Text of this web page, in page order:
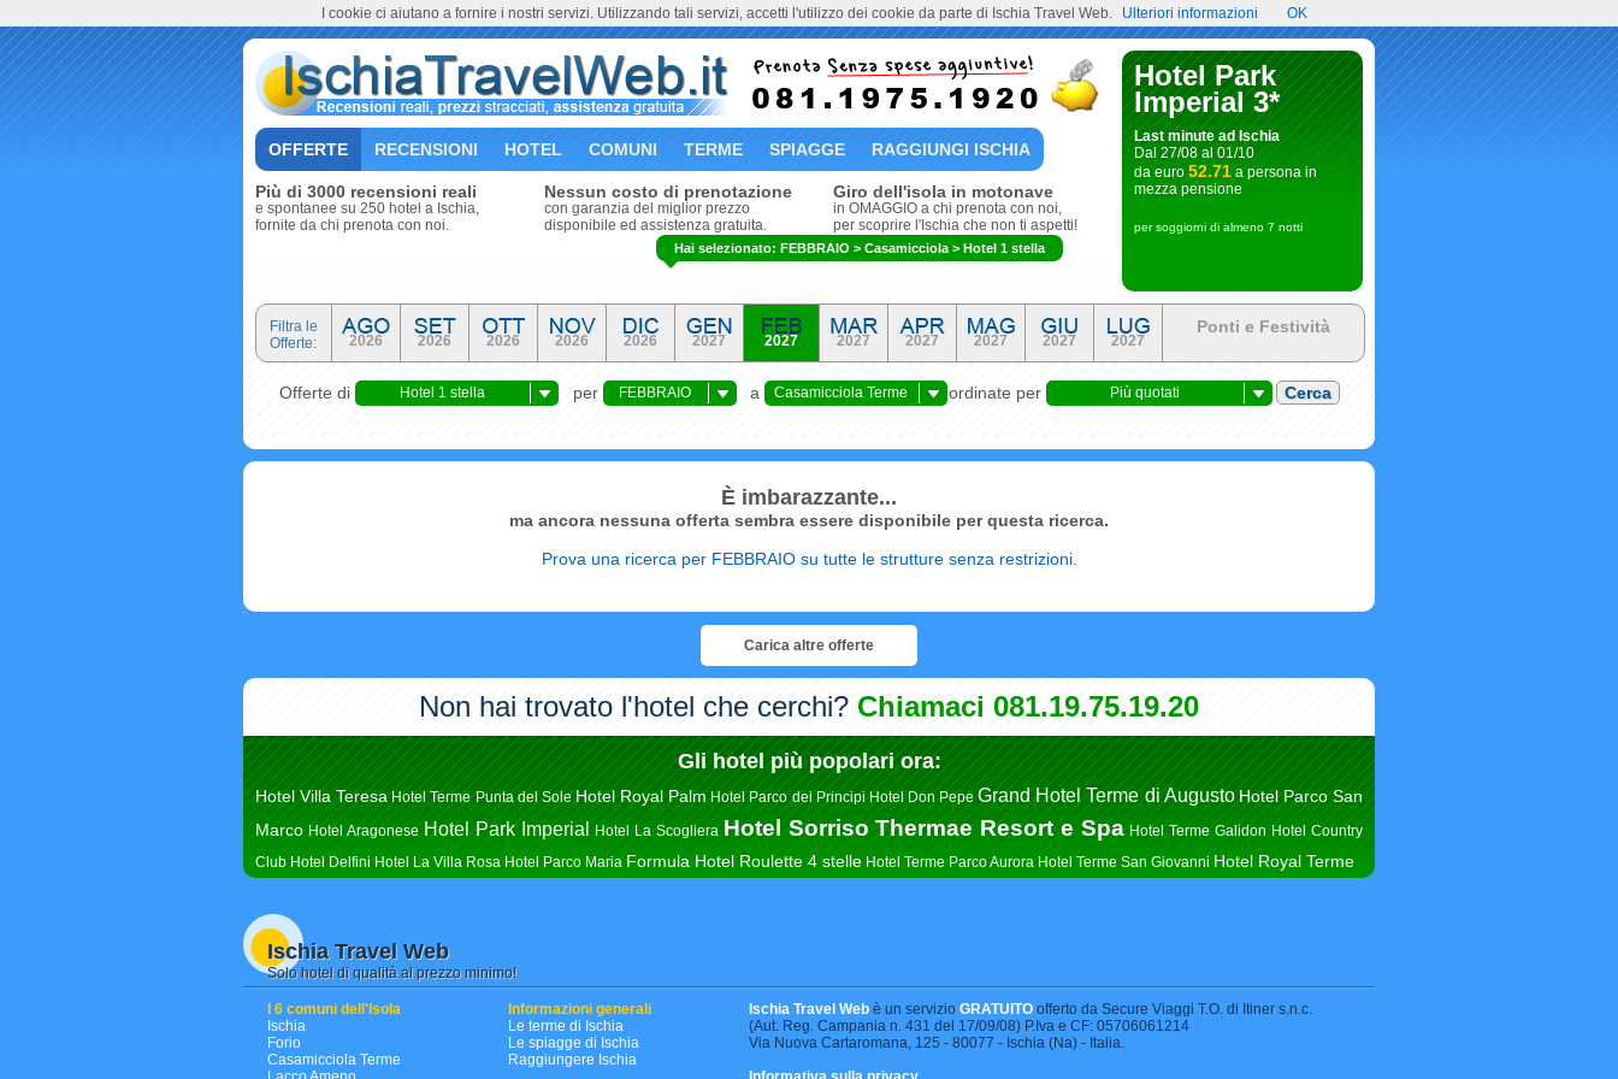
OFFERTE RECENSIONI HOTEL COMUNI TERME SPIAGGE RAGGIUNGI ISCHIA
Hotel Park
Imperial 3*
Last minute ad Ischia
Dal 27/08 al 01/10
da euro 52.71 a persona in
mezza pensione
per soggiorni di almeno 7 notti
Più di 3000 recensioni reali
e spontanee su 250 hotel a Ischia,
fornite da chi prenota con noi.
Nessun costo di prenotazione
con garanzia del miglior prezzo
disponibile ed assistenza gratuita.
Giro dell'isola in motonave
in OMAGGIO a chi prenota con noi,
per scoprire l'Ischia che non ti aspetti!
Filtra le
Offerte:
2026 2026 2026 2026 2026 2027 2027 2027 2027 2027 2027 2027
Ponti e Festività
Offerte di Hotel 1 stella per FEBBRAIO a Casamicciola Terme ordinate per Più quotati
È imbarazzante...
ma ancora nessuna offerta sembra essere disponibile per questa ricerca.
Prova una ricerca per FEBBRAIO su tutte le strutture senza restrizioni.
Carica altre offerte
Non hai trovato l'hotel che cerchi? Chiamaci 081.19.75.19.20
Gli hotel più popolari ora:
Hotel Villa Teresa Hotel Terme Punta del Sole Hotel Royal Palm Hotel Parco dei Principi Hotel Don Pepe Grand Hotel Terme di AugustoHotel Parco San
Marco Hotel Aragonese Hotel Park Imperial Hotel La Scogliera Hotel Sorriso Thermae Resort e Spa Hotel Terme Galidon Hotel Country
Club Hotel Delfini Hotel La Villa Rosa Hotel Parco Maria Formula Hotel Roulette 4 stelle Hotel Terme Parco Aurora Hotel Terme San Giovanni Hotel Royal Terme
Ischia Travel Web
Solo hotel di qualità al prezzo minimo!
I 6 comuni dell'Isola
Ischia
Forio
Casamicciola Terme
Informazioni generali
Le terme di Ischia
Le spiagge di Ischia
Raggiungere Ischia
Ischia Travel Web è un servizio GRATUITO offerto da Secure Viaggi T.O. di Itiner s.n.c.
(Aut. Reg. Campania n. 431 del 17/09/08) P.Iva e CF: 05706061214
Via Nuova Cartaromana, 125 - 80077 - Ischia (Na) - Italia.
Hai selezionato: FEBBRAIO > Casamicciola > Hotel 1 stella
I cookie ci aiutano a fornire i nostri servizi. Utilizzando tali servizi, accetti l'utilizzo dei cookie da parte di Ischia Travel Web. Ulteriori informazioni OK